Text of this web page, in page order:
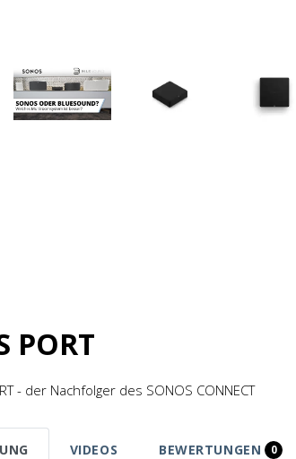
PORT
- der Nachfolger des SONOS CONNECT
VIDEOS BEWERTUNGEN 0